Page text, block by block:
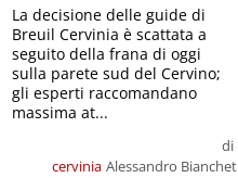
cervinia
di
Alessandro Bianchet
La decisione delle guide di
Breuil Cervinia è scattata a
seguito della frana di oggi
sulla parete sud del Cervino;
gli esperti raccomandano
massima at...